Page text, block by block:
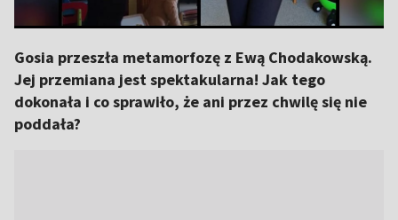
Gosia przeszła metamorfozę z Ewą Chodakowską.
Jej przemiana jest spektakularna! Jak tego
dokonała i co sprawiło, że ani przez chwilę się nie
poddała?